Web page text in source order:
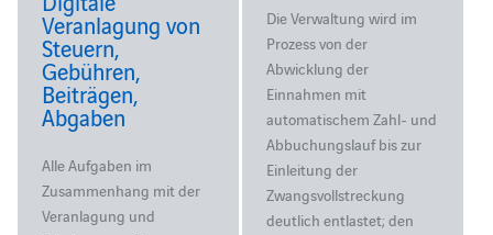
Die Verwaltung wird im
Prozess von der
Abwicklung der
Einnahmen mit
automatischem Zahl- und
Abbuchungslauf bis zur
Einleitung der
Zwangsvollstreckung
deutlich entlastet; den
Veranlagung von
Steuern,
Gebühren,
Beiträgen,
Abgaben
Alle Aufgaben im
Zusammenhang mit der
Veranlagung und